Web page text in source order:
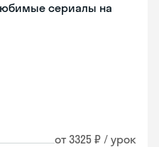
сериалы на
от 3325 ₽ / урок